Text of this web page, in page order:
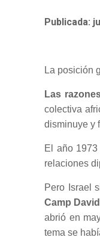
Publicada:
La posición
Las
colectiva
disminuye y
El año
relaciones
Pero Israel
Camp
abrió en
tema se